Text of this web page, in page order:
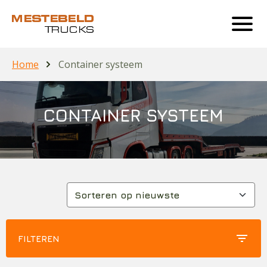
Home Container systeem
CONTAINER SYSTEEM
FILTEREN filter_list